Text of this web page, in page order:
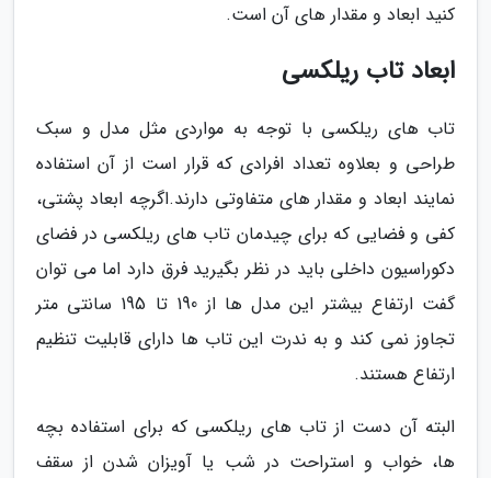
کنید ابعاد و مقدار های آن است.
ابعاد تاب ریلکسی
تاب های ریلکسی با توجه به مواردی مثل مدل و سبک
طراحی و بعلاوه تعداد افرادی که قرار است از آن استفاده
نمایند ابعاد و مقدار های متفاوتی دارند.اگرچه ابعاد پشتی،
کفی و فضایی که برای چیدمان تاب های ریلکسی در فضای
دکوراسیون داخلی باید در نظر بگیرید فرق دارد اما می توان
گفت ارتفاع بیشتر این مدل ها از 190 تا 195 سانتی متر
تجاوز نمی کند و به ندرت این تاب ها دارای قابلیت تنظیم
ارتفاع هستند.
البته آن دست از تاب های ریلکسی که برای استفاده بچه
ها، خواب و استراحت در شب یا آویزان شدن از سقف